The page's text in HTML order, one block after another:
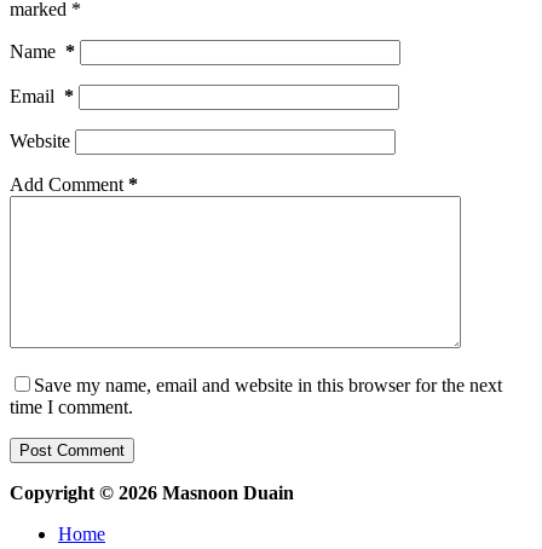
marked *
Name *
Email *
Website
Add Comment *
Save my name, email and website in this browser for the next
time I comment.
Post Comment
Copyright © 2026 Masnoon Duain
Home